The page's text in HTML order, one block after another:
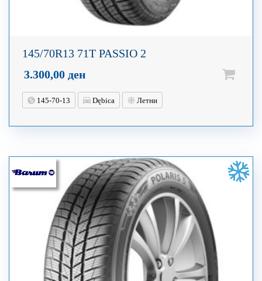
145/70R13 71T PASSIO 2
3.300,00 ден
145-70-13 Dębica Летни